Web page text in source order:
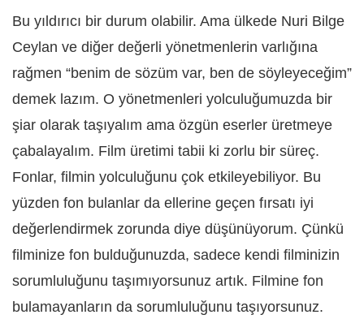
Bu yıldırıcı bir durum olabilir. Ama ülkede Nuri Bilge
Ceylan ve diğer değerli yönetmenlerin varlığına
rağmen “benim de sözüm var, ben de söyleyeceğim”
demek lazım. O yönetmenleri yolculuğumuzda bir
şiar olarak taşıyalım ama özgün eserler üretmeye
çabalayalım. Film üretimi tabii ki zorlu bir süreç.
Fonlar, filmin yolculuğunu çok etkileyebiliyor. Bu
yüzden fon bulanlar da ellerine geçen fırsatı iyi
değerlendirmek zorunda diye düşünüyorum. Çünkü
filminize fon bulduğunuzda, sadece kendi filminizin
sorumluluğunu taşımıyorsunuz artık. Filmine fon
bulamayanların da sorumluluğunu taşıyorsunuz.